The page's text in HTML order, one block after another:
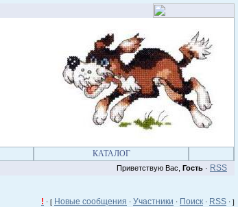
КАТАЛОГ
Приветствую Вас, Гость · RSS
! · [ Новые сообщения · Участники · Поиск · RSS · ]